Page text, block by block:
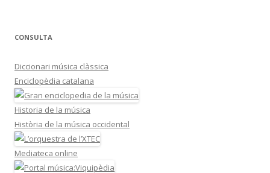
CONSULTA
Diccionari música clàssica
Enciclopèdia catalana
Historia de la música
Història de la música occidental
Mediateca online